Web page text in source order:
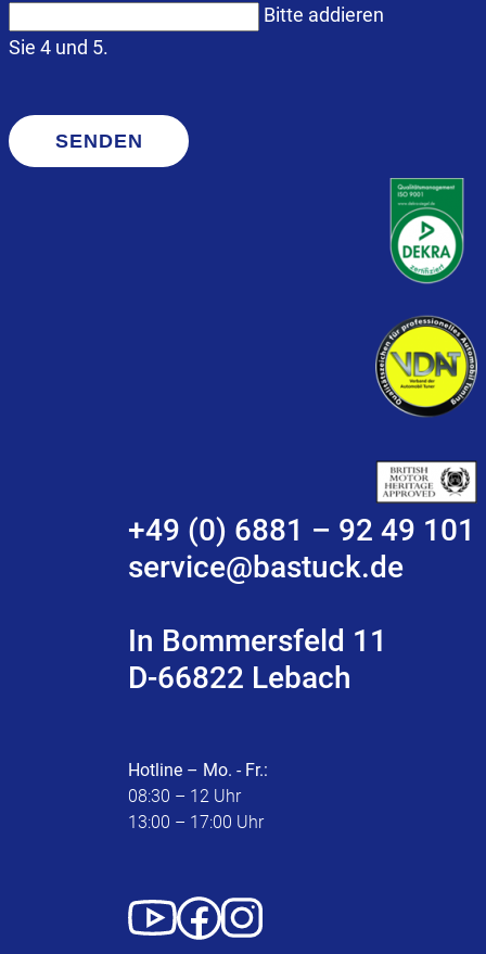
Bitte addieren
Sie 4 und 5.
SENDEN
+49 (0) 6881 – 92 49 101
service@bastuck.de
In Bommersfeld 11
D-66822 Lebach
Hotline – Mo. - Fr.:
08:30 – 12 Uhr
13:00 – 17:00 Uhr